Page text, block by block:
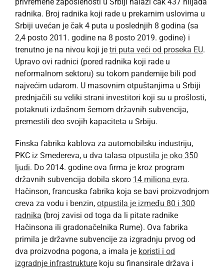
radnika. Broj radnika koji rade u prekarnim uslovima u
Srbiji uvećan je čak 4 puta u poslednjih 8 godina (sa
2,4 posto 2011. godine na 8 posto 2019. godine) i
trenutno je na nivou koji je tri puta veći od proseka EU.
Upravo ovi radnici (pored radnika koji rade u
neformalnom sektoru) su tokom pandemije bili pod
najvećim udarom. U masovnim otpuštanjima u Srbiji
prednjačili su veliki strani investitori koji su u prošlosti,
potaknuti izdašnom šemom državnih subvencija,
premestili deo svojih kapaciteta u Srbiju.
Finska fabrika kablova za automobilsku industriju,
PKC iz Smedereva, u dva talasa otpustila je oko 350
ljudi. Do 2014. godine ova firma je kroz program
državnih subvencija dobila skoro 14 miliona evra.
Hačinson, francuska fabrika koja se bavi proizvodnjom
creva za vodu i benzin, otpustila je između 80 i 300
radnika (broj zavisi od toga da li pitate radnike
Hačinsona ili gradonačelnika Rume). Ova fabrika
primila je državne subvencije za izgradnju prvog od
dva proizvodna pogona, a imala je koristi i od
izgradnje infrastrukture koju su finansirale država i